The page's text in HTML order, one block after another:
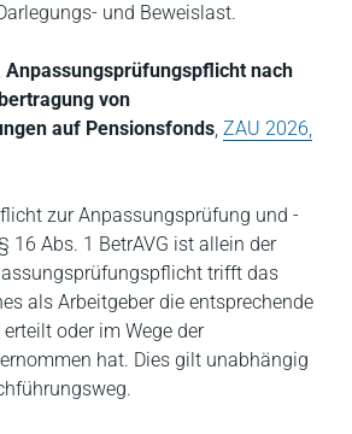
und Beweislast.
, Anpassungsprüfungspflicht nach
von
auf Pensionsfonds, ZAU 2026,
zur Anpassungsprüfung und -
16 Abs. 1 BetrAVG ist allein der
trifft das
als Arbeitgeber die entsprechende
oder im Wege der
hat. Dies gilt unabhängig